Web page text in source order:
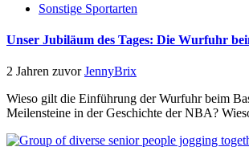
Sonstige Sportarten
Unser Jubiläum des Tages: Die Wurfuhr
2 Jahren zuvorJennyBrix
Wieso gilt die Einführung der Wurfuhr beim
Meilensteine in der Geschichte der NBA?